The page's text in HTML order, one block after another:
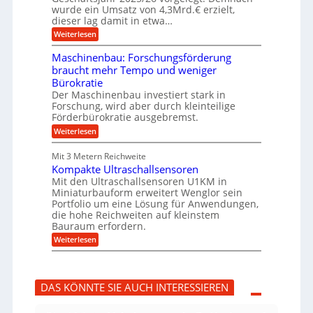
u
h
r
u
n
g
e
n
B
S
C
L
w
e
i
t
e
r
e
n
t
w
i
c
k
e
l
g
s
f
r
e
e
s
H
y
b
r
i
d
-
u
g
e
l
l
a
g
e
r
wurde ein Umsatz von 4,3Mrd.€ erzielt,
dieser lag damit in etwa…
Weiterlesen:
T
u
m
p
f
e
r
z
i
e
t
U
m
s
a
t
z
k
n
a
ü
b
e
Maschinenbau: Forschungsförderung
braucht mehr Tempo und weniger
Bürokratie
Der Maschinenbau investiert stark in
Forschung, wird aber durch kleinteilige
Förderbürokratie ausgebremst.
Weiterlesen:
M
s
c
h
i
n
e
n
b
a
u
r
s
Mit 3 Metern Reichweite
Kompakte Ultraschallsensoren
Mit den Ultraschallsensoren U1KM in
Miniaturbauform erweitert Wenglor sein
Portfolio um eine Lösung für Anwendungen,
die hohe Reichweiten auf kleinstem
Bauraum erfordern.
Weiterlesen:
K
p
a
k
DAS KÖNNTE SIE AUCH INTERESSIEREN